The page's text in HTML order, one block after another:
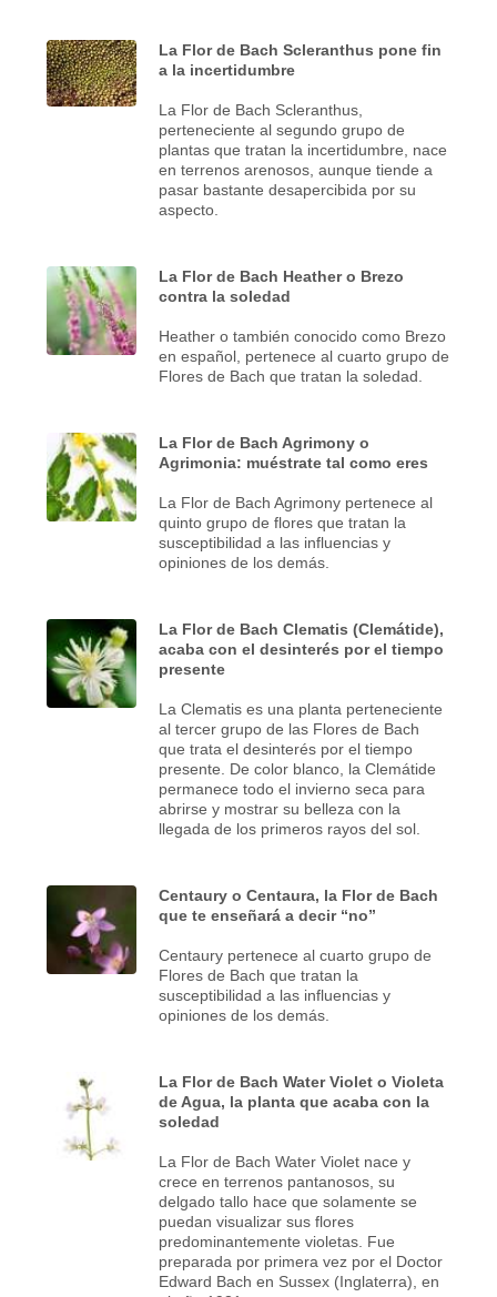
La Flor de Bach Scleranthus pone fin
a la incertidumbre
La Flor de Bach Scleranthus,
perteneciente al segundo grupo de
plantas que tratan la incertidumbre, nace
en terrenos arenosos, aunque tiende a
pasar bastante desapercibida por su
aspecto.
La Flor de Bach Heather o Brezo
contra la soledad
Heather o también conocido como Brezo
en español, pertenece al cuarto grupo de
Flores de Bach que tratan la soledad.
La Flor de Bach Agrimony o
Agrimonia: muéstrate tal como eres
La Flor de Bach Agrimony pertenece al
quinto grupo de flores que tratan la
susceptibilidad a las influencias y
opiniones de los demás.
La Flor de Bach Clematis (Clemátide),
acaba con el desinterés por el tiempo
presente
La Clematis es una planta perteneciente
al tercer grupo de las Flores de Bach
que trata el desinterés por el tiempo
presente. De color blanco, la Clemátide
permanece todo el invierno seca para
abrirse y mostrar su belleza con la
llegada de los primeros rayos del sol.
Centaury o Centaura, la Flor de Bach
que te enseñará a decir “no”
Centaury pertenece al cuarto grupo de
Flores de Bach que tratan la
susceptibilidad a las influencias y
opiniones de los demás.
La Flor de Bach Water Violet o Violeta
de Agua, la planta que acaba con la
soledad
La Flor de Bach Water Violet nace y
crece en terrenos pantanosos, su
delgado tallo hace que solamente se
puedan visualizar sus flores
predominantemente violetas. Fue
preparada por primera vez por el Doctor
Edward Bach en Sussex (Inglaterra), en